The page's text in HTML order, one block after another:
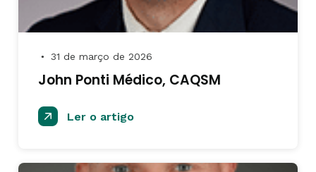
● 31 de março de 2026
John Ponti Médico, CAQSM
Ler o artigo